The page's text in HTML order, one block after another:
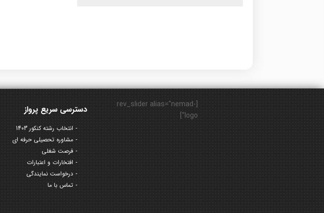
دسترسی سریع پرواز
انتخاب رشته کنکور 1403
مشاوره تحصیلی حرفه ای
فرصت شغلی
افتخارات و اعتبارات
درخواست نمایندگی
تماس با ما
[rev_slider alias="nemad-
logo"]